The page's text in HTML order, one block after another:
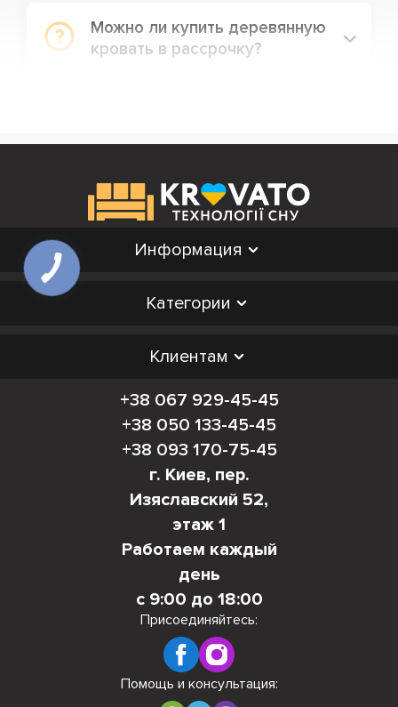
Можно ли купить деревянную
кровать в рассрочку?
Информация
Категории
Клиентам
+38 067 929-45-45
+38 050 133-45-45
+38 093 170-75-45
г. Киев, пер.
Изяславский 52,
этаж 1
Работаем каждый
день
с 9:00 до 18:00
Присоединяйтесь:
Помощь и консультация: